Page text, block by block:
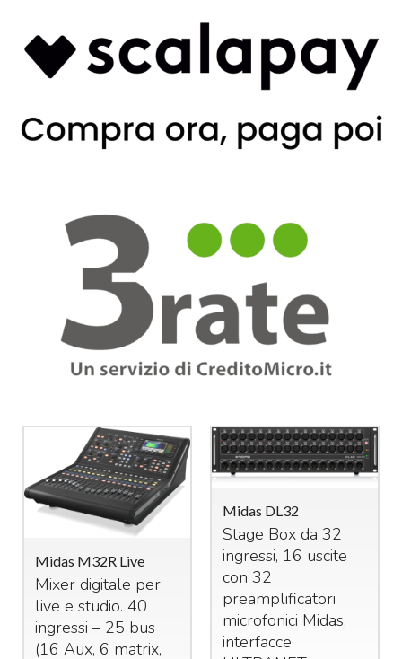
Midas M32R Live
Mixer digitale per
live e studio. 40
ingressi – 25 bus
(16 Aux, 6 matrix,
Midas DL32
Stage Box da 32
ingressi, 16 uscite
con 32
preamplificatori
microfonici Midas,
interfacce